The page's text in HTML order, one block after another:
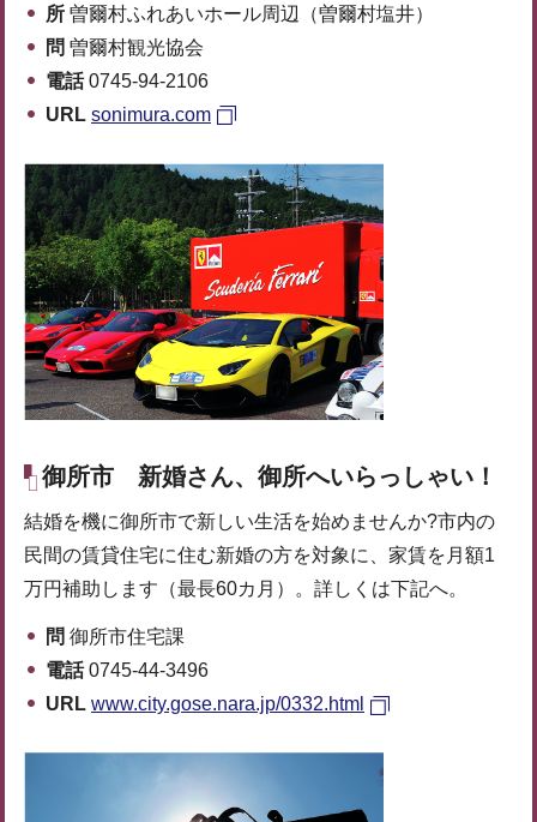
所 曽爾村ふれあいホール周辺（曽爾村塩井）
問 曽爾村観光協会
電話0745-94-2106
URL sonimura.com
御所市 新婚さん、御所へいらっしゃい！
結婚を機に御所市で新しい生活を始めませんか?市内の
民間の賃貸住宅に住む新婚の方を対象に、家賃を月額1
万円補助します（最長60カ月）。詳しくは下記へ。
問 御所市住宅課
電話0745-44-3496
URL www.city.gose.nara.jp/0332.html